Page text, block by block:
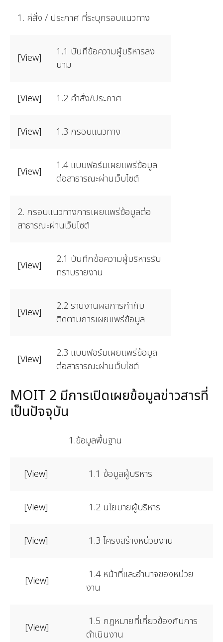
1. ค่สั่ง / ประกาศ ที่ระบุกรอบแนวทาง
[View]
1.1 บันทึข้อความผู้บริหารลง
นาม
[View] 1.2 คำสั่ง/ประกาศ
[View] 1.3 กรอบแนวทาง
[View]
1.4 แบบฟอร์มเผยแพร่ข้อมูล
ต่อสาธารณะผ่านเว็บไซต์
2. กรอบแนวทางการเผยแพร่ข้อมูลต่อ
สาธารณะผ่านเว็บไซต์
[View]
2.1 บันทึกข้อความผู้บริหารรับ
ทราบรายงาน
[View]
2.2 รายงานผลการกำกับ
ติดตามการเผยแพร่ข้อมูล
[View]
2.3 แบบฟอร์มเผยแพร่ข้อมูล
ต่อสาธารณะผ่านเว็บไซต์
MOIT 2 มีการเปิดเผยข้อมูลข่าวสารที่
เป็นปัจจุบัน
1.ข้อมูลพื้นฐาน
[View] 1.1 ข้อมูลผู้บริหาร
[View] 1.2 นโยบายผู้บริหาร
[View] 1.3 โครงสร้างหน่วยงาน
[View]
1.4 หน้าที่และอำนาจของหน่วย
งาน
[View]
1.5 กฏหมายที่เกี่ยวข้องกับการ
ดำเนินงาน